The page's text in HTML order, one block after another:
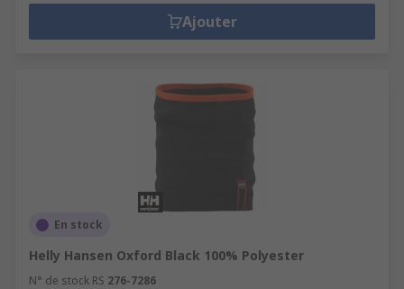
Ajouter
En stock
Helly Hansen Oxford Black 100% Polyester
N° de stock RS 276-7286